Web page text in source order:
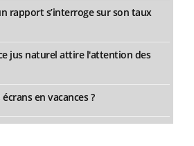
rapport s’interroge sur son taux
jus naturel attire l'attention des
en vacances ?